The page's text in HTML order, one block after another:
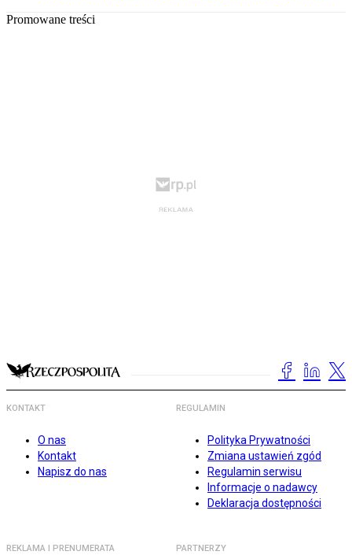
Promowane treści
KONTAKT
O nas
Kontakt
Napisz do nas
REGULAMIN
Polityka Prywatności
Zmiana ustawień zgód
Regulamin serwisu
Informacje o nadawcy
Deklaracja dostępności
REKLAMA I PRENUMERATA PARTNERZY